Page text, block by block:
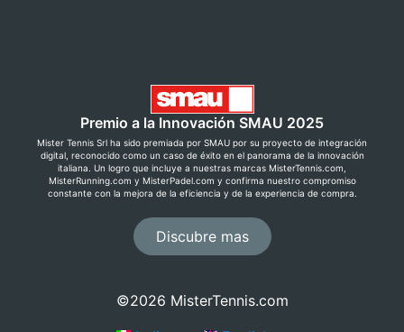
Premio a la Innovación SMAU 2025
Mister Tennis Srl ha sido premiada por SMAU por su proyecto de integración
digital, reconocido como un caso de éxito en el panorama de la innovación
italiana. Un logro que incluye a nuestras marcas MisterTennis.com,
MisterRunning.com y MisterPadel.com y confirma nuestro compromiso
constante con la mejora de la eficiencia y de la experiencia de compra.
Discubre mas
©2026 MisterTennis.com